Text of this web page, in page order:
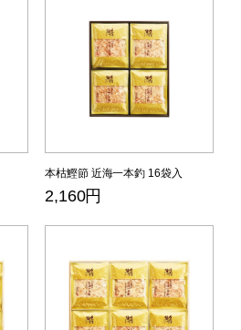
本枯鰹節 近海一本釣 16袋入
2,160円